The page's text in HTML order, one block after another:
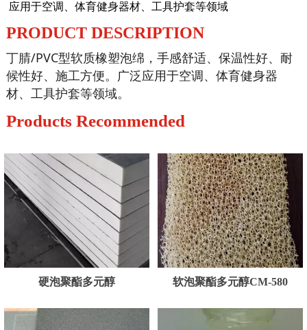
应用于空调、体育健身器材、工具护套等领域
PRODUCT DESCRIPTION
丁腈/PVC型软质橡塑泡绵，手感舒适、保温性好、耐
候性好、施工方便。广泛应用于空调、体育健身器
材、工具护套等领域。
Products Recommended
硬泡聚酯多元醇 软泡聚酯多元醇CM-580